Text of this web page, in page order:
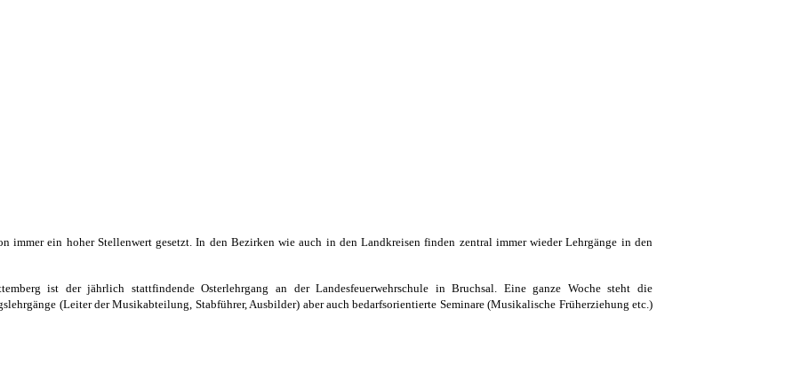
immer ein hoher Stellenwert gesetzt. In den Bezirken wie auch in den Landkreisen finden zentral immer wieder Lehrgänge in den
ist der jährlich stattfindende Osterlehrgang an der Landesfeuerwehrschule in Bruchsal. Eine ganze Woche steht die
(Leiter der Musikabteilung, Stabführer, Ausbilder) aber auch bedarfsorientierte Seminare (Musikalische Früherziehung etc.)